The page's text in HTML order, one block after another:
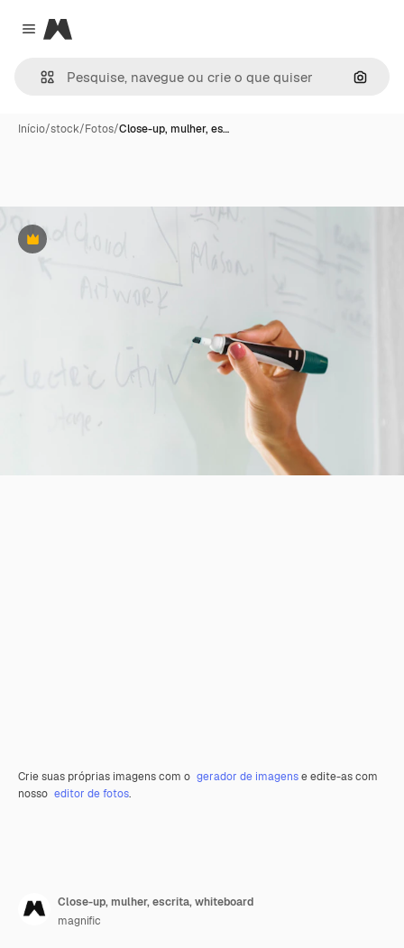
Close menu
Magnific
Início/stock/Fotos/Close-up, mulher, es…
Premium
Crie suas próprias imagens com o gerador de imagense edite-as com
nosso editor de fotos.
Close-up, mulher, escrita, whiteboard
magnific